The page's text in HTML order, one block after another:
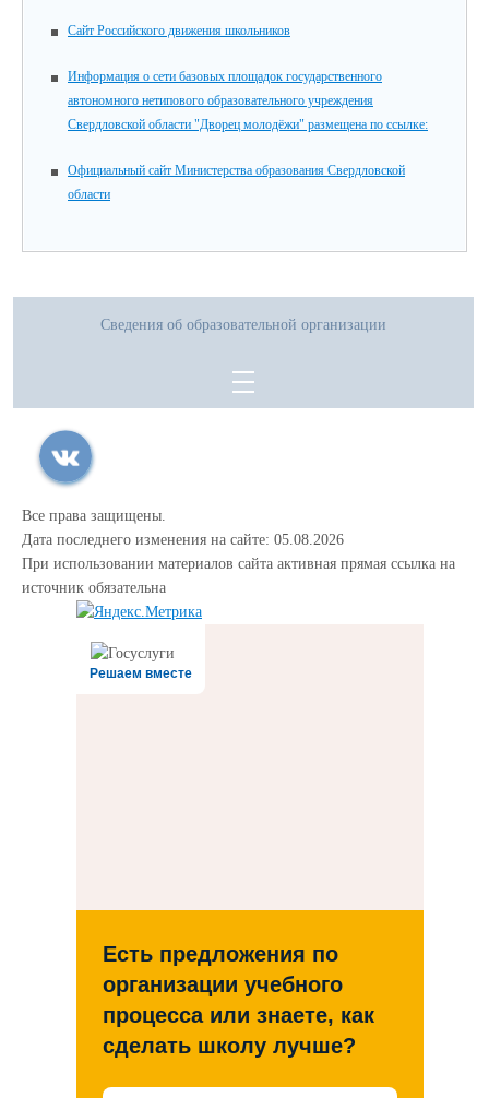
Сайт Российского движения школьников
Информация о сети базовых площадок государственного
автономного нетипового образовательного учреждения
Свердловской области "Дворец молодёжи" размещена по ссылке:
Официальный сайт Министерства образования Свердловской
области
Сведения об образовательной организации
Все права защищены.
Дата последнего изменения на сайте: 05.08.2026
При использовании материалов сайта активная прямая ссылка на
источник обязательна
Решаем вместе
Есть предложения по
организации учебного
процесса или знаете, как
сделать школу лучше?